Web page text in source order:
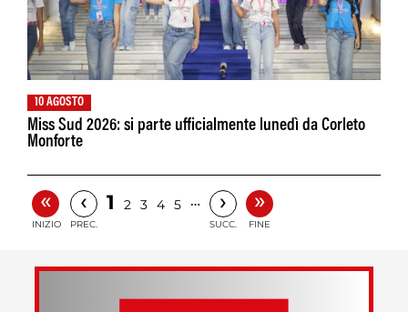
10 AGOSTO
Miss Sud 2026: si parte ufficialmente lunedì da Corleto
Monforte
«
INIZIO
‹
PREC.
1 2 3 4 5 … ›
SUCC.
»
FINE